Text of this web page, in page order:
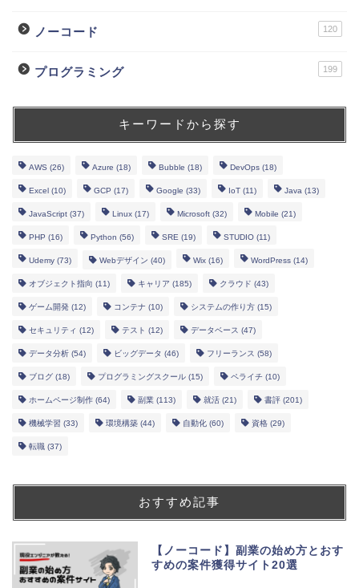
ノーコード 120
プログラミング 199
キーワードから探す
AWS (26) Azure (18) Bubble (18) DevOps (18)
Excel (10) GCP (17) Google (33) IoT (11) Java (13)
JavaScript (37) Linux (17) Microsoft (32) Mobile (21)
PHP (16) Python (56) SRE (19) STUDIO (11)
Udemy (73) Webデザイン (40) Wix (16) WordPress (14)
オブジェクト指向 (11) キャリア (185) クラウド (43)
ゲーム開発 (12) コンテナ (10) システムの作り方 (15)
セキュリティ (12) テスト (12) データベース (47)
データ分析 (54) ビッグデータ (46) フリーランス (58)
ブログ (18) プログラミングスクール (15) ペライチ (10)
ホームページ制作 (64) 副業 (113) 就活 (21) 書評 (201)
機械学習 (33) 環境構築 (44) 自動化 (60) 資格 (29)
転職 (37)
おすすめ記事
【ノーコード】副業の始め方とおす
すめの案件獲得サイト20選